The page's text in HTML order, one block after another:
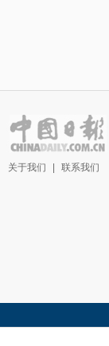
关于我们 联系我们